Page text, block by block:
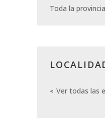
Toda la provincia
Ver todas las